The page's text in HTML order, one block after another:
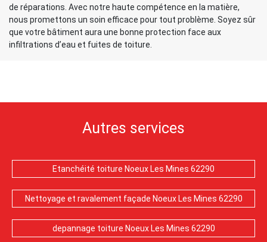
de réparations. Avec notre haute compétence en la matière,
nous promettons un soin efficace pour tout problème. Soyez sûr
que votre bâtiment aura une bonne protection face aux
infiltrations d’eau et fuites de toiture.
Autres services
Etanchéité toiture Noeux Les Mines 62290
Nettoyage et ravalement façade Noeux Les Mines 62290
depannage toiture Noeux Les Mines 62290